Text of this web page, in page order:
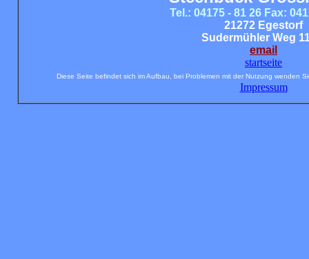
Tel.: 04175 - 81 26 Fax:
21272 Egestorf
Sudermühler Weg
email
startseite
Diese Seite befindet sich im Aufbau, bei Problemen mit der Nutzung wenden
Impressum